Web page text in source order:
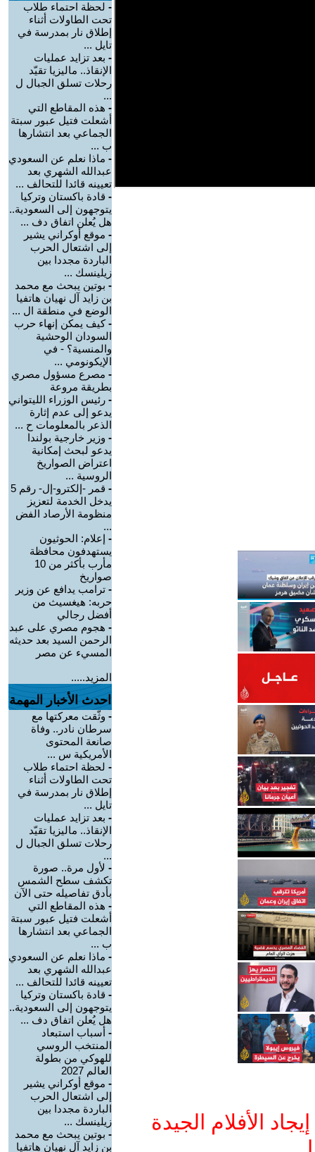
الأفلام الجيدة
- لحظة احتماء طلاب
تحت الطاولات أثناء
إطلاق نار بمدرسة في
تايل ...
- بعد تزايد عمليات
الإنقاذ.. ماليزيا تقيّد
رحلات تسلق الجبال ل
...
- هذه المقاطع التي
أشعلت فتيل عبور سبتة
الجماعي بعد انتشارها
ب ...
- ماذا نعلم عن السعودي
عبدالله الشهري بعد
تعيينه قائدا للتحالف ...
- قادة باكستان وتركيا
يتوجهون إلى السعودية..
هل يُعلن اتفاق دف ...
- موقع أوكراني يشير
إلى اشتعال الحرب
الباردة مجددا بين
زيلينسك ...
- بوتين يبحث مع محمد
بن زايد آل نهيان هاتفيا
الوضع في منطقة ال ...
-كيف يمكن إنهاء حرب
السودان الوحشية
والمنسية؟ - في
الإيكونومي ...
- مصرع مسؤول مصري
بطريقة مروعة
- رئيس الوزراء الليتواني
يدعو إلى عدم إثارة
الذعر بالمعلومات ح ...
- وزير خارجية بولندا
يدعو لبحث إمكانية
اعتراض الصواريخ
الروسية ...
-
قمر -إلكترو-إل- رقم 5
يدخل الخدمة لتعزيز
منظومة الأرصاد الفض
...
- إعلام: الحوثيون
يستهدفون محافظة
مأرب بأكثر من 10
صواريخ
- ترامب يدافع عن وزير
حربه: هيغسيث من
أفضل رجالي
- هجوم مصري على عبد
الرحمن السيد بعد حديثه
المسيء عن مصر
المزيد.....
احدث الأخبار المهمة
- وثّقت معركتها مع
سرطان نادر.. وفاة
صانعة المحتوى
الأمريكية س ...
- لحظة احتماء طلاب
تحت الطاولات أثناء
إطلاق نار بمدرسة في
تايل ...
- بعد تزايد عمليات
الإنقاذ.. ماليزيا تقيّد
رحلات تسلق الجبال ل
...
- لأول مرة.. صورة
تكشف سطح الشمس
بأدق تفاصيله حتى الآن
- هذه المقاطع التي
أشعلت فتيل عبور سبتة
الجماعي بعد انتشارها
ب ...
- ماذا نعلم عن السعودي
عبدالله الشهري بعد
تعيينه قائدا للتحالف ...
- قادة باكستان وتركيا
يتوجهون إلى السعودية..
هل يُعلن اتفاق دف ...
- أسباب استبعاد
المنتخب الروسي
للهوكي من بطولة
العالم 2027
- موقع أوكراني يشير
إلى اشتعال الحرب
الباردة مجددا بين
زيلينسك ...
- بوتين يبحث مع محمد
بن زايد آل نهيان هاتفيا